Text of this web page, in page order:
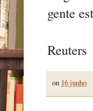
gente
Reuters
on 16 junho